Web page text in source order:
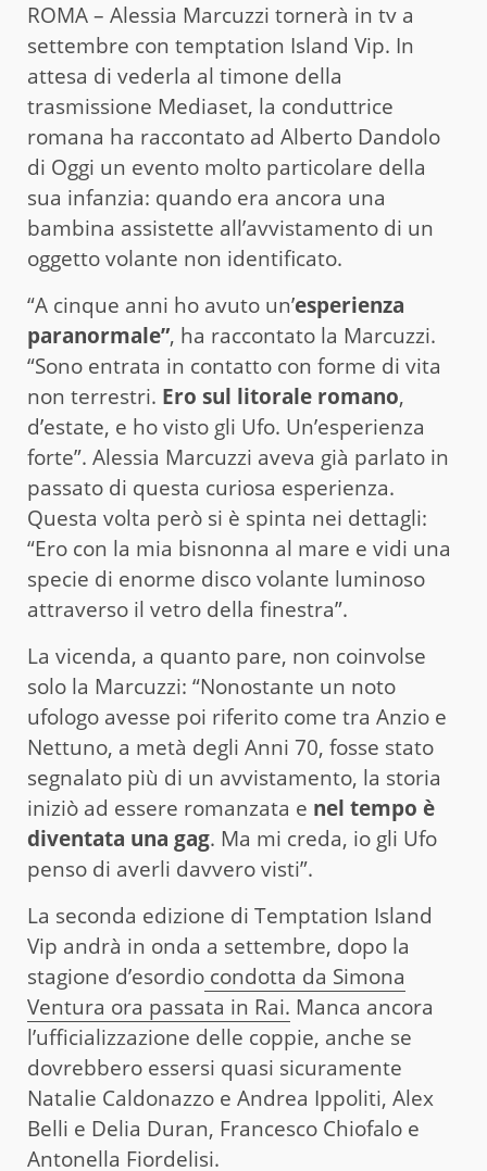
ROMA – Alessia Marcuzzi tornerà in tv a
settembre con temptation Island Vip. In
attesa di vederla al timone della
trasmissione Mediaset, la conduttrice
romana ha raccontato ad Alberto Dandolo
di Oggi un evento molto particolare della
sua infanzia: quando era ancora una
bambina assistette all’avvistamento di un
oggetto volante non identificato.
“A cinque anni ho avuto un’esperienza
paranormale”, ha raccontato la Marcuzzi.
“Sono entrata in contatto con forme di vita
non terrestri. Ero sul litorale romano,
d’estate, e ho visto gli Ufo. Un’esperienza
forte”. Alessia Marcuzzi aveva già parlato in
passato di questa curiosa esperienza.
Questa volta però si è spinta nei dettagli:
“Ero con la mia bisnonna al mare e vidi una
specie di enorme disco volante luminoso
attraverso il vetro della finestra”.
La vicenda, a quanto pare, non coinvolse
solo la Marcuzzi: “Nonostante un noto
ufologo avesse poi riferito come tra Anzio e
Nettuno, a metà degli Anni 70, fosse stato
segnalato più di un avvistamento, la storia
iniziò ad essere romanzata e nel tempo è
diventata una gag. Ma mi creda, io gli Ufo
penso di averli davvero visti”.
La seconda edizione di Temptation Island
Vip andrà in onda a settembre, dopo la
stagione d’esordio condotta da Simona
Ventura ora passata in Rai. Manca ancora
l’ufficializzazione delle coppie, anche se
dovrebbero essersi quasi sicuramente
Natalie Caldonazzo e Andrea Ippoliti, Alex
Belli e Delia Duran, Francesco Chiofalo e
Antonella Fiordelisi.